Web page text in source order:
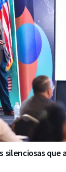
silenciosas que